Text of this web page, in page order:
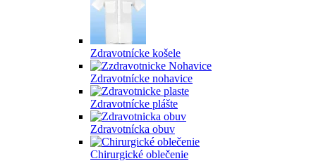
Zdravotnícke košele
Zdravotnícke nohavice
Zdravotnícke plášte
Zdravotnícka obuv
Chirurgické oblečenie